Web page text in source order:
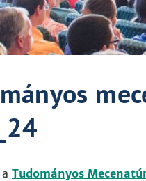
Tudományos